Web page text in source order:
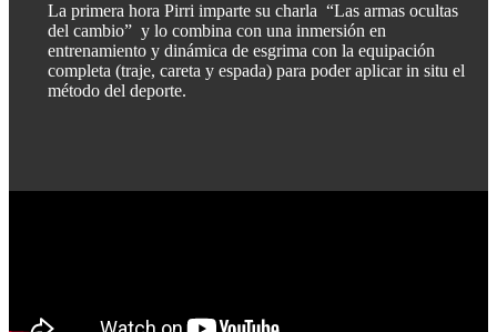
La primera hora Pirri imparte su charla “Las armas ocultas
del cambio” y lo combina con una inmersión en
entrenamiento y dinámica de esgrima con la equipación
completa (traje, careta y espada) para poder aplicar in situ el
método del deporte.